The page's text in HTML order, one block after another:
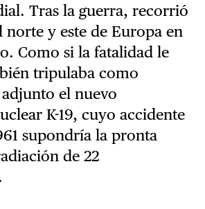
Tras la guerra, recorrió
norte y este de Europa en
Como si la fatalidad le
tripulaba como
el nuevo
K-19, cuyo accidente
supondría la pronta
de 22